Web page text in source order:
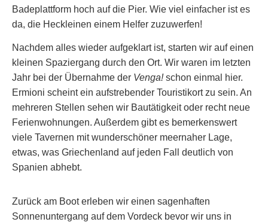
Badeplattform hoch auf die Pier. Wie viel einfacher ist es
da, die Heckleinen einem Helfer zuzuwerfen!
Nachdem alles wieder aufgeklart ist, starten wir auf einen
kleinen Spaziergang durch den Ort. Wir waren im letzten
Jahr bei der Übernahme der Venga!schon einmal hier.
Ermioni scheint ein aufstrebender Touristikort zu sein. An
mehreren Stellen sehen wir Bautätigkeit oder recht neue
Ferienwohnungen. Außerdem gibt es bemerkenswert
viele Tavernen mit wunderschöner meernaher Lage,
etwas, was Griechenland auf jeden Fall deutlich von
Spanien abhebt.
Zurück am Boot erleben wir einen sagenhaften
Sonnenuntergang auf dem Vordeck bevor wir uns in